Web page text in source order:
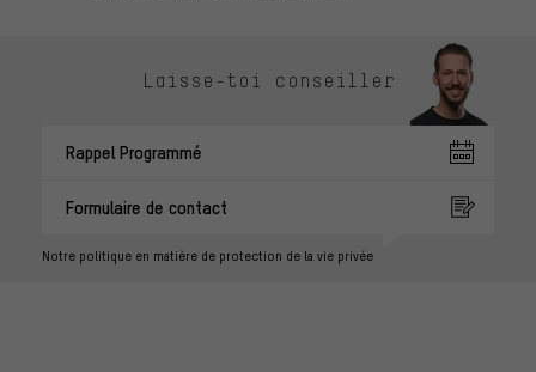
Laisse-toi conseiller
Rappel Programmé
Formulaire de contact
Notre politique en matière de protection de la vie privée